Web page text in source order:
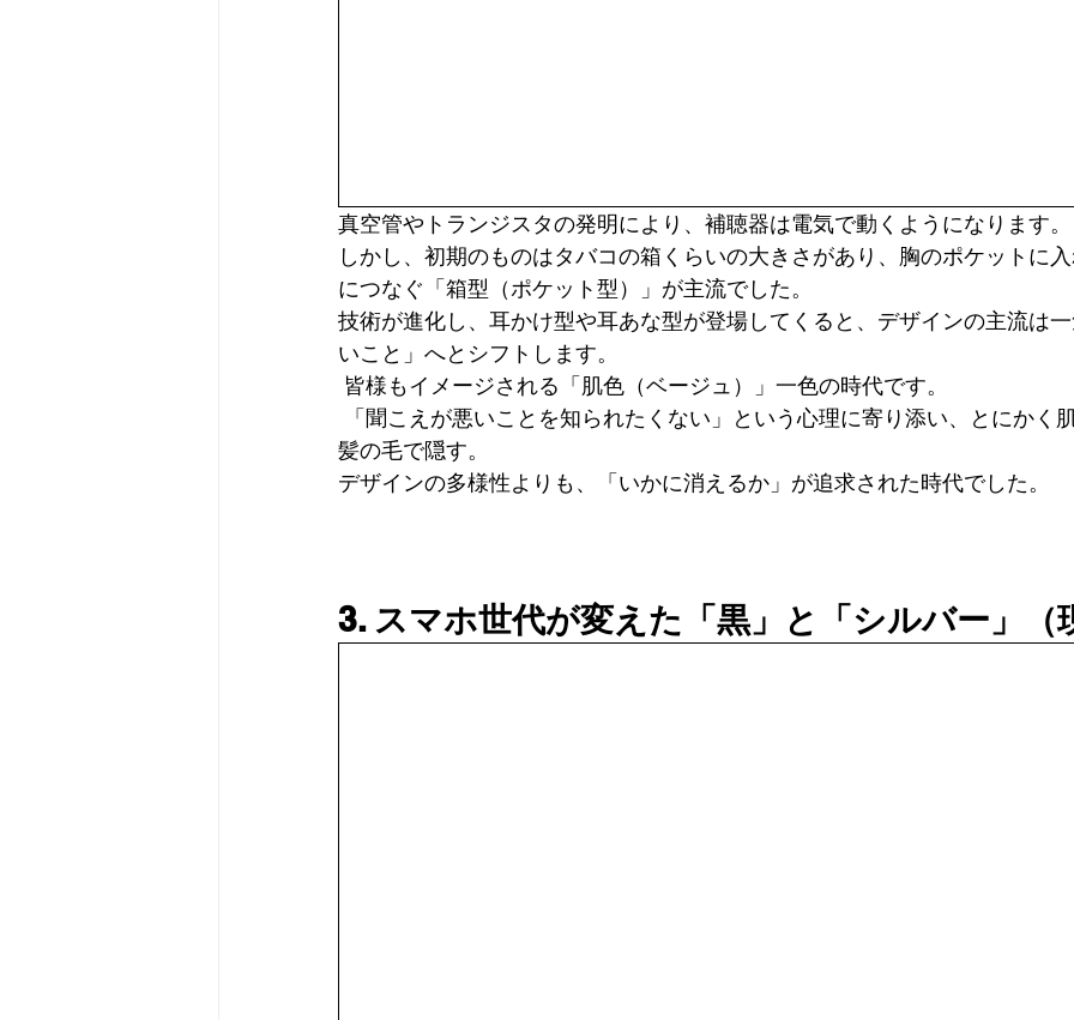
真空管やトランジスタの発明により、補聴器は電気で動くようになります
しかし、初期のものはタバコの箱くらいの大きさがあり、胸のポケットに
につなぐ「箱型（ポケット型）」が主流でした。
技術が進化し、耳かけ型や耳あな型が登場してくると、デザインの主流は
いこと」へとシフトします。
皆様もイメージされる「肌色（ベージュ）」一色の時代です。
髪の毛で隠す。
デザインの多様性よりも、「いかに消えるか」が追求された時代でした。
3. スマホ世代が変えた「黒」と「シルバー」（